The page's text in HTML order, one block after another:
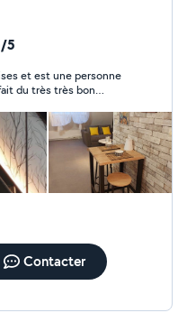
5
et est une personne
du très très bon
Contacter